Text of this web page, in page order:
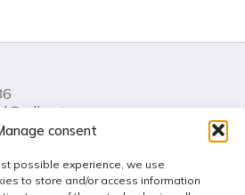
consent
possible experience, we use
to store and/or access information
100